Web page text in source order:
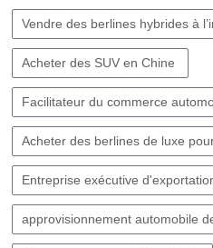
Vendre des berlines hybrides à
Acheter des SUV en Chine
Facilitateur du commerce
Acheter des berlines de luxe
Entreprise exécutive
approvisionnement automobile